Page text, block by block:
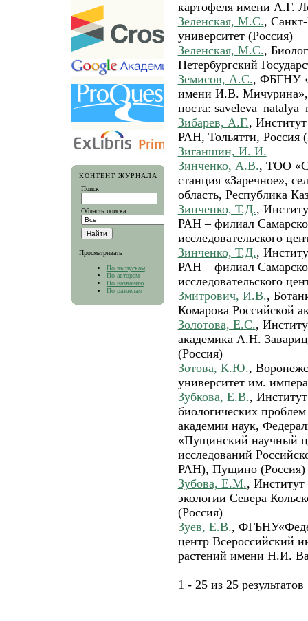
КОНТЕНТ ЖУРНАЛА
Поиск
Область поиска
Просматривать
По выпускам
По авторам
По названию
По разделам
картофеля имени А.Г.
Зеленская, М.С.,
университет (Россия)
Зеленская, М.С.,
Петербургский
Земисов, А.С., ФБГНУ
имени И.В. Мичурина»,
поста:
Зибарев, А.Г.,
РАН, Тольятти, Россия
Зиганшин, И. И.
Зинченко, А.В., ТОО
станция «Заречное»,
область, Республика
Зинченко, Т.Д.,
РАН – филиал
исследовательского
Зинченко, Т.Д.,
РАН – филиал
исследовательского
Змитрович, И.В.,
Комарова Российской
Золотова, Е.С.,
академика А.Н.
(Россия)
Зотова, К.Ю.,
университет им.
Зубкова, Е.В.,
биологических
академии наук,
«Пущинский научный
исследований
РАН), Пущино (Россия)
Зубова, Е.М.,
экологии Севера
(Россия)
Зуев, Е.В.,
центр Всероссийский
растений имени Н.И.
1 - 25 из 25